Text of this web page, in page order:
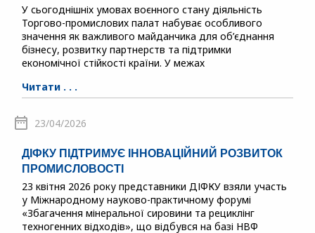
У сьогоднішніх умовах воєнного стану діяльність
Торгово-промислових палат набуває особливого
значення як важливого майданчика для об’єднання
бізнесу, розвитку партнерств та підтримки
економічної стійкості країни. У межах
Читати . . .
23/04/2026
ДІФКУ ПІДТРИМУЄ ІННОВАЦІЙНИЙ РОЗВИТОК
ПРОМИСЛОВОСТІ
23 квітня 2026 року представники ДІФКУ взяли участь
у Міжнародному науково-практичному форумі
«Збагачення мінеральної сировини та рециклінг
техногенних відходів», що відбувся на базі НВФ